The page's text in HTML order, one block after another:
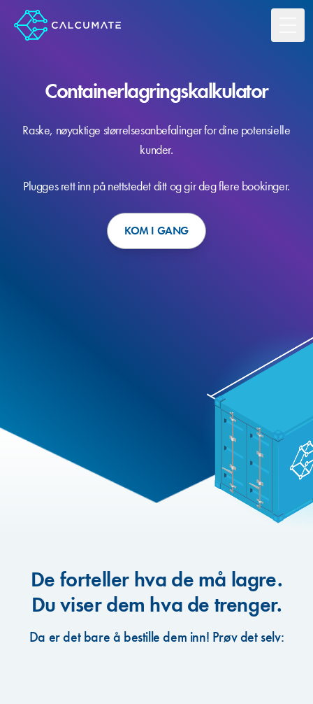
Containerlagrings­kalkulator
Raske, nøyaktige størrelsesanbefalinger for dine potensielle
kunder.
Plugges rett inn på nettstedet ditt og gir deg flere bookinger.
KOM I GANG
De forteller hva de må lagre.
Du viser dem hva de trenger.
Da er det bare å bestille dem inn! Prøv det selv: